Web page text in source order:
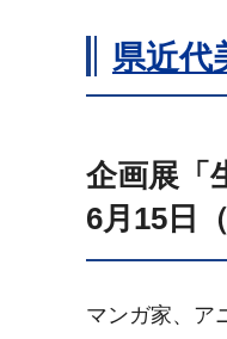
県近代
企画展「
6月15日
マンガ家、ア